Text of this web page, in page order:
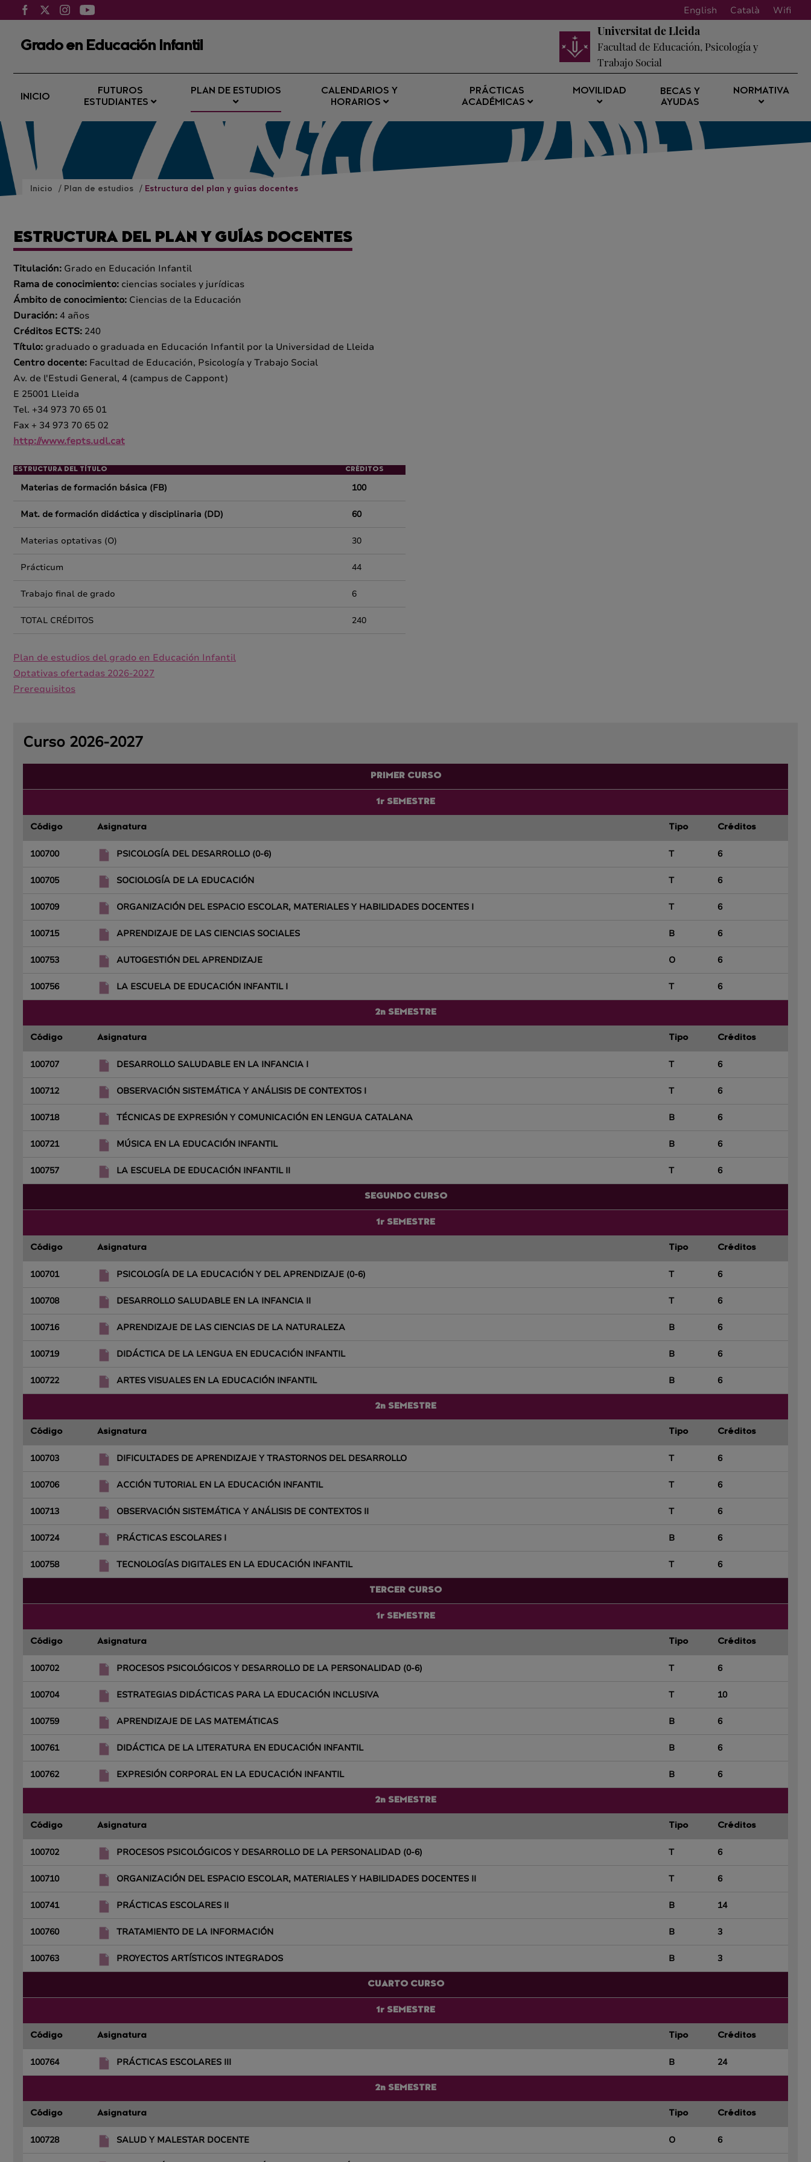
English Català Wifi
Grado en Educación Infantil
Universitat de Lleida
Facultad de Educación, Psicología y
Trabajo Social
INICIO
FUTUROS
ESTUDIANTES
PLAN DE ESTUDIOS
CALENDARIOS Y
HORARIOS
PRÁCTICAS
ACADÉMICAS
MOVILIDAD
BECAS Y
AYUDAS
NORMATIVA
Inicio Plan de estudios Estructura del plan y guías docentes
ESTRUCTURA DEL PLAN Y GUÍAS DOCENTES
Titulación: Grado en Educación Infantil
Rama de conocimiento: ciencias sociales y jurídicas
Ámbito de conocimiento: Ciencias de la Educación
Duración: 4 años
Créditos ECTS: 240
Título: graduado o graduada en Educación Infantil por la Universidad de Lleida
Centro docente: Facultad de Educación, Psicología y Trabajo Social
Av. de l'Estudi General, 4 (campus de Cappont)
E 25001 Lleida
Tel. +34 973 70 65 01
Fax + 34 973 70 65 02
http://www.fepts.udl.cat
ESTRUCTURA DEL TÍTULO CRÉDITOS
Materias de formación básica (FB) 100
Mat. de formación didáctica y disciplinaria (DD) 60
Materias optativas (O) 30
Prácticum 44
Trabajo final de grado 6
TOTAL CRÉDITOS 240
Plan de estudios del grado en Educación Infantil
Optativas ofertadas 2026-2027
Prerequisitos
Curso 2026-2027
PRIMER CURSO
1r SEMESTRE
Código Asignatura Tipo Créditos
100700 PSICOLOGÍA DEL DESARROLLO (0-6) T 6
100705 SOCIOLOGÍA DE LA EDUCACIÓN T 6
100709 ORGANIZACIÓN DEL ESPACIO ESCOLAR, MATERIALES Y HABILIDADES DOCENTES I T 6
100715 APRENDIZAJE DE LAS CIENCIAS SOCIALES B 6
100753 AUTOGESTIÓN DEL APRENDIZAJE O 6
100756 LA ESCUELA DE EDUCACIÓN INFANTIL I T 6
2n SEMESTRE
Código Asignatura Tipo Créditos
100707 DESARROLLO SALUDABLE EN LA INFANCIA I T 6
100712 OBSERVACIÓN SISTEMÁTICA Y ANÁLISIS DE CONTEXTOS I T 6
100718 TÉCNICAS DE EXPRESIÓN Y COMUNICACIÓN EN LENGUA CATALANA B 6
100721 MÚSICA EN LA EDUCACIÓN INFANTIL B 6
100757 LA ESCUELA DE EDUCACIÓN INFANTIL II T 6
SEGUNDO CURSO
1r SEMESTRE
Código Asignatura Tipo Créditos
100701 PSICOLOGÍA DE LA EDUCACIÓN Y DEL APRENDIZAJE (0-6) T 6
100708 DESARROLLO SALUDABLE EN LA INFANCIA II T 6
100716 APRENDIZAJE DE LAS CIENCIAS DE LA NATURALEZA B 6
100719 DIDÁCTICA DE LA LENGUA EN EDUCACIÓN INFANTIL B 6
100722 ARTES VISUALES EN LA EDUCACIÓN INFANTIL B 6
2n SEMESTRE
Código Asignatura Tipo Créditos
100703 DIFICULTADES DE APRENDIZAJE Y TRASTORNOS DEL DESARROLLO T 6
100706 ACCIÓN TUTORIAL EN LA EDUCACIÓN INFANTIL T 6
100713 OBSERVACIÓN SISTEMÁTICA Y ANÁLISIS DE CONTEXTOS II T 6
100724 PRÁCTICAS ESCOLARES I B 6
100758 TECNOLOGÍAS DIGITALES EN LA EDUCACIÓN INFANTIL T 6
TERCER CURSO
1r SEMESTRE
Código Asignatura Tipo Créditos
100702 PROCESOS PSICOLÓGICOS Y DESARROLLO DE LA PERSONALIDAD (0-6) T 6
100704 ESTRATEGIAS DIDÁCTICAS PARA LA EDUCACIÓN INCLUSIVA T 10
100759 APRENDIZAJE DE LAS MATEMÁTICAS B 6
100761 DIDÁCTICA DE LA LITERATURA EN EDUCACIÓN INFANTIL B 6
100762 EXPRESIÓN CORPORAL EN LA EDUCACIÓN INFANTIL B 6
2n SEMESTRE
Código Asignatura Tipo Créditos
100702 PROCESOS PSICOLÓGICOS Y DESARROLLO DE LA PERSONALIDAD (0-6) T 6
100710 ORGANIZACIÓN DEL ESPACIO ESCOLAR, MATERIALES Y HABILIDADES DOCENTES II T 6
100741 PRÁCTICAS ESCOLARES II B 14
100760 TRATAMIENTO DE LA INFORMACIÓN B 3
100763 PROYECTOS ARTÍSTICOS INTEGRADOS B 3
CUARTO CURSO
1r SEMESTRE
Código Asignatura Tipo Créditos
100764 PRÁCTICAS ESCOLARES III B 24
2n SEMESTRE
Código Asignatura Tipo Créditos
100728 SALUD Y MALESTAR DOCENTE O 6